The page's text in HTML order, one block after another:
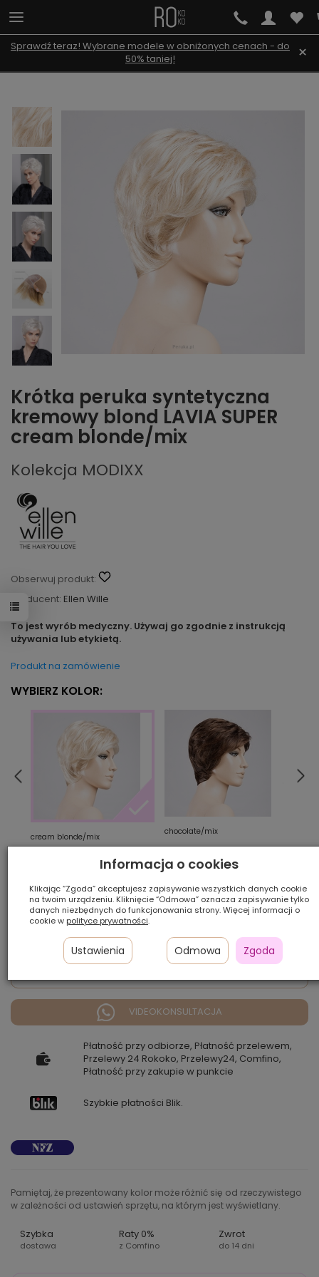
Sprawdź teraz! Wybrane modele w obniżonych cenach - do
50% taniej!
×
Krótka peruka syntetyczna
kremowy blond LAVIA SUPER
cream blonde/mix
Kolekcja MODIXX
Obserwuj produkt:
Producent: Ellen Wille
To jest wyrób medyczny. Używaj go zgodnie z instrukcją
używania lub etykietą.
Produkt na zamówienie
WYBIERZ KOLOR:
cream blonde/mix
chocolate/mix
2 100,00 zł
VIDEOKONSULTACJA
Płatność przy odbiorze, Płatność przelewem,
Przelewy 24 Rokoko, Przelewy24, Comfino,
Płatność przy zakupie w punkcie
Szybkie płatności Blik.
Pamiętaj, że prezentowany kolor może różnić się od rzeczywistego
w zależności od ustawień sprzętu, na którym jest wyświetlany.
Szybka
dostawa
Raty 0%
z Comfino
Zwrot
do 14 dni
Informacja o cookies
Klikając “Zgoda” akceptujesz zapisywanie wszystkich danych cookie
na twoim urządzeniu. Kliknięcie “Odmowa” oznacza zapisywanie tylko
danych niezbędnych do funkcjonowania strony. Więcej informacji o
cookie w polityce prywatności.
Ustawienia Odmowa Zgoda